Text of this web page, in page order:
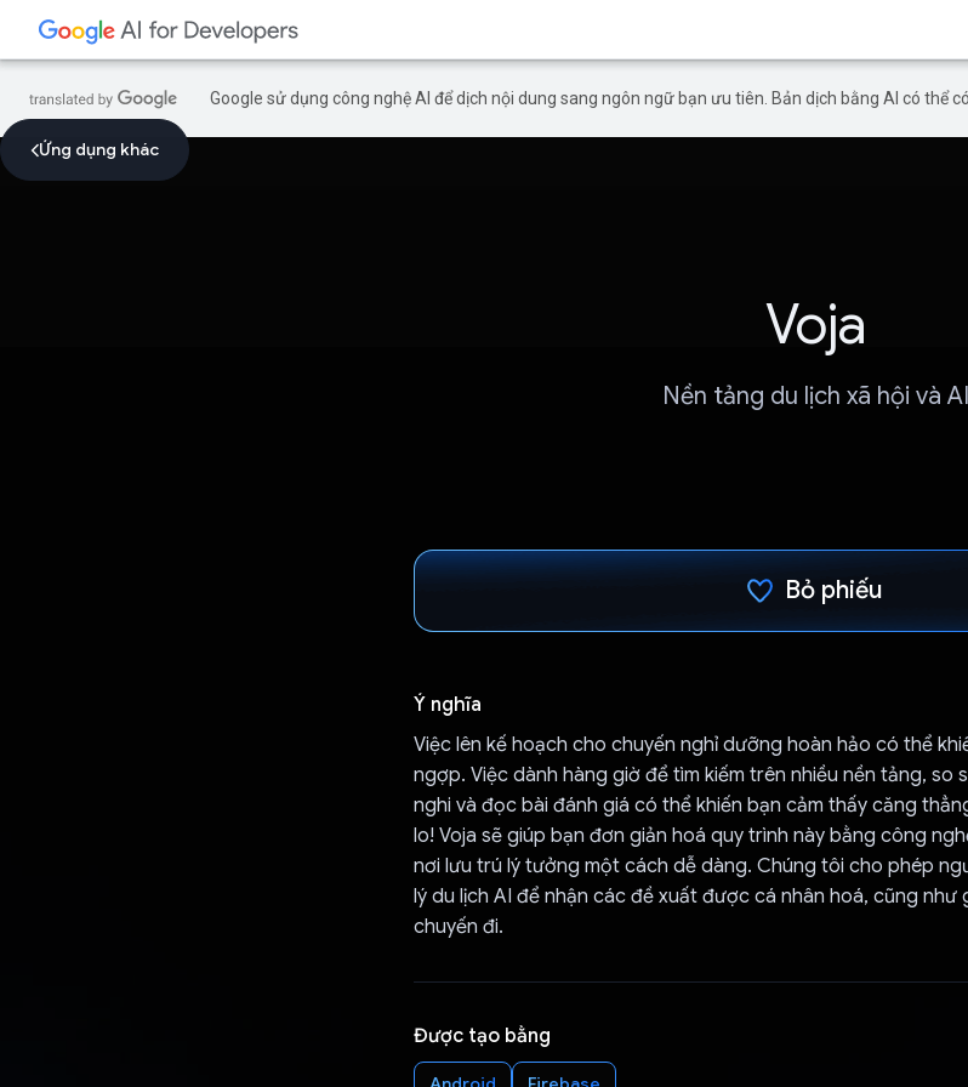
Google sử dụng công nghệ AI để dịch nội dung sang ngôn ngữ bạn ưu tiên. Bản dịch bằng AI có thể có
Ứng dụng khác
Voja
Nền tảng du lịch xã hội và AI
Bỏ phiếu
Ý nghĩa
Việc lên kế hoạch cho chuyến nghỉ dưỡng hoàn hảo có thể
ngợp. Việc dành hàng giờ để tìm kiếm trên nhiều nền tảng, so
nghi và đọc bài đánh giá có thể khiến bạn cảm thấy căng
lo! Voja sẽ giúp bạn đơn giản hoá quy trình này bằng công
nơi lưu trú lý tưởng một cách dễ dàng. Chúng tôi cho phép
lý du lịch AI để nhận các đề xuất được cá nhân hoá, cũng như
chuyến đi.
Được tạo bằng